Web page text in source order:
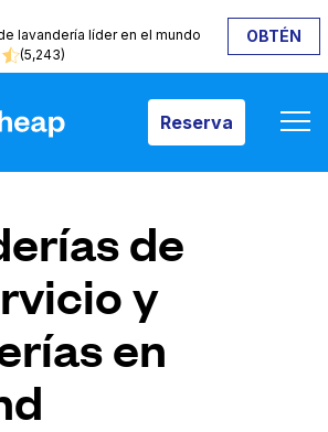
lavandería líder en el mundo
(5,243)
OBTÉN
Reserva
Reserva
servicios
de
y
en